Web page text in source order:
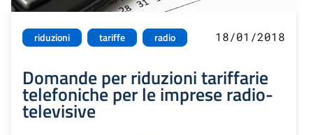
riduzioni tariffe radio 18/01/2018
Domande per riduzioni tariffarie
telefoniche per le imprese radio-
televisive